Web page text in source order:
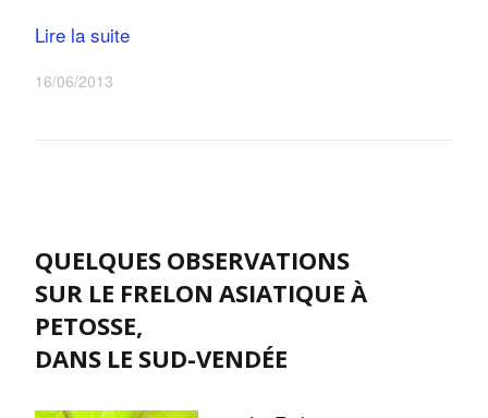
Lire la suite
16/06/2013
QUELQUES OBSERVATIONS
SUR LE FRELON ASIATIQUE À
PETOSSE,
DANS LE SUD-VENDÉE